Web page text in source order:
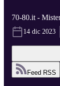
70-80.it -
14 dic 2023
Feed RSS